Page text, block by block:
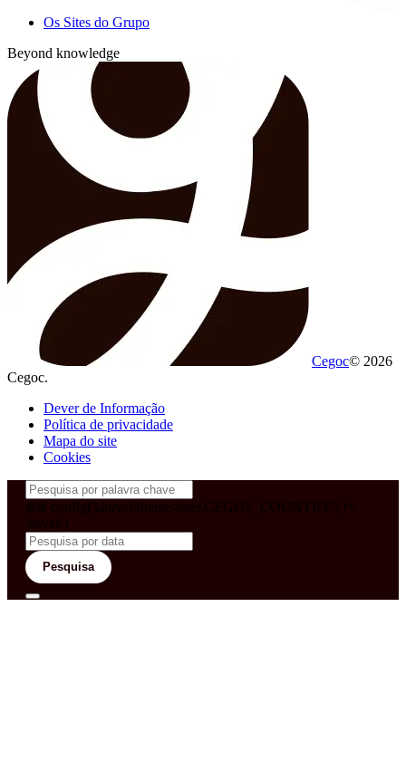
Os Sites do Grupo
Beyond knowledge
Cegoc© 2026
Cegoc.
Dever de Informação
Política de privacidade
Mapa do site
Cookies
&& config('laravel-theme-inter.CEGOS_COUNTRY') !=
'neves')
Pesquisa